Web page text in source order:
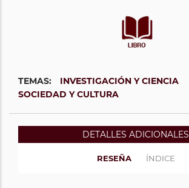
TEMAS: INVESTIGACIÓN Y CIENCIA
SOCIEDAD Y CULTURA
DETALLES ADICIONALES
RESEÑA ÍNDICE